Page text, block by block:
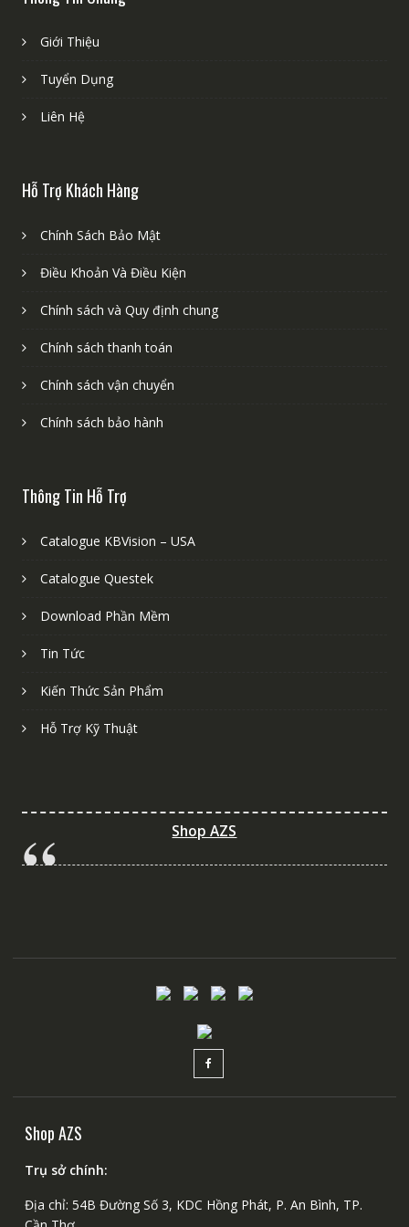
Giới Thiệu
Tuyển Dụng
Liên Hệ
Hỗ Trợ Khách Hàng
Chính Sách Bảo Mật
Điều Khoản Và Điều Kiện
Chính sách và Quy định chung
Chính sách thanh toán
Chính sách vận chuyển
Chính sách bảo hành
Thông Tin Hỗ Trợ
Catalogue KBVision – USA
Catalogue Questek
Download Phần Mềm
Tin Tức
Kiến Thức Sản Phẩm
Hỗ Trợ Kỹ Thuật
Shop AZS
Shop AZS
Trụ sở chính:
Địa chỉ: 54B Đường Số 3, KDC Hồng Phát, P. An Bình, TP.